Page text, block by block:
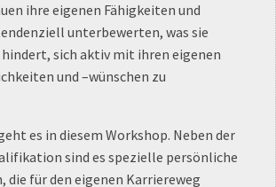
ihre eigenen Fähigkeiten und
unterbewerten, was sie
sich aktiv mit ihren eigenen
und –wünschen zu
es in diesem Workshop. Neben der
sind es spezielle persönliche
die für den eigenen Karriereweg